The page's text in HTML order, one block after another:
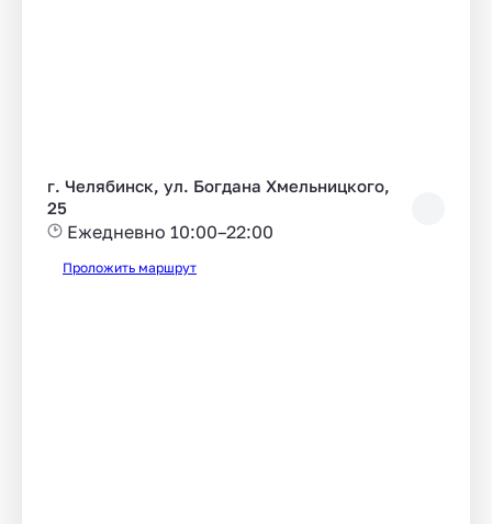
г. Челябинск, ул. Богдана Хмельницкого,
25
Ежедневно 10:00–22:00
Проложить маршрут